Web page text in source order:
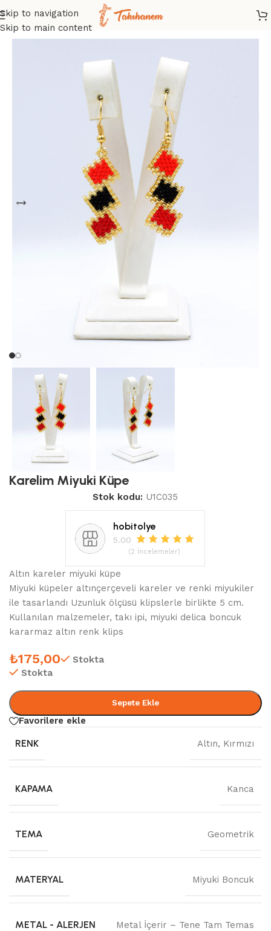
Skip to navigation
Skip to main content
Ana Sayfa/ Mağaza Küpe /
Karelim Miyuki Küpe
Stok kodu: U1C035
hobitolye
5.00
(2 İncelemeler)
Altın kareler miyuki küpe
Miyuki küpeler altınçerçeveli kareler ve renki miyukiler
ile tasarlandı Uzunluk ölçüsü klipslerle birlikte 5 cm.
Kullanılan malzemeler, takı ipi, miyuki delica boncuk
kararmaz altın renk klips
₺175,00
Stokta
Stokta
Sepete Ekle
Favorilere ekle
RENK Altın, Kırmızı
KAPAMA Kanca
TEMA Geometrik
MATERYAL Miyuki Boncuk
METAL - ALERJEN Metal İçerir – Tene Tam Temas